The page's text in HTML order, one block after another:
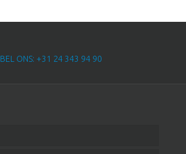
BEL ONS: +31 24 343 94 90